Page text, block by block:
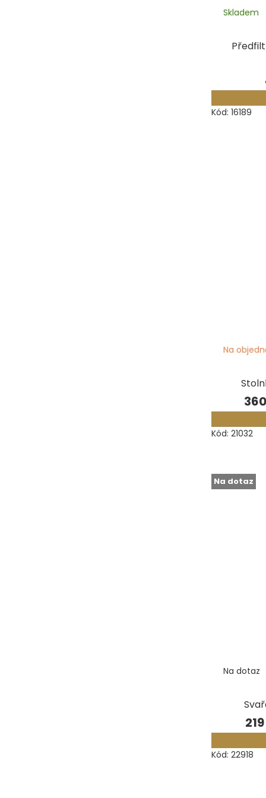
Skladem
Kód: 16189
Na
Kód: 21032
Na dotaz
Na dotaz
Kód: 22918